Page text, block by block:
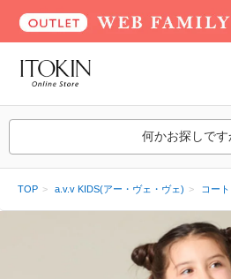
何かお探しです
TOP a.v.v KIDS(アー・ヴェ・ヴェ) コー